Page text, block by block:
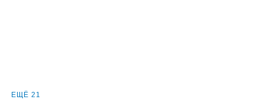
ЕЩЁ 21